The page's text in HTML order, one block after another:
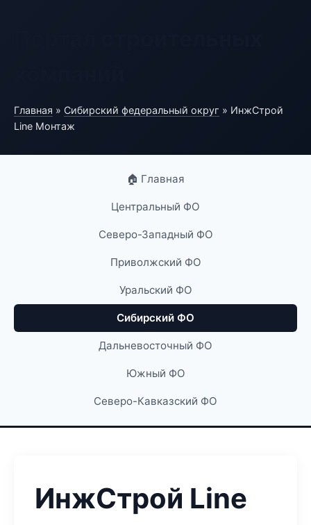
Главная » Сибирский федеральный округ » ИнжСтрой
Line Монтаж
🏠 Главная
Центральный ФО
Северо-Западный ФО
Приволжский ФО
Уральский ФО
Сибирский ФО
Дальневосточный ФО
Южный ФО
Северо-Кавказский ФО
ИнжСтрой Line